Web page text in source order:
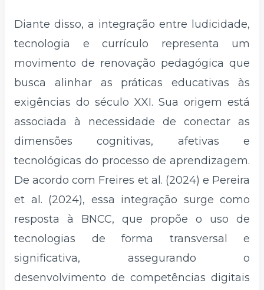
Diante disso, a integração entre ludicidade,
tecnologia e currículo representa um
movimento de renovação pedagógica que
busca alinhar as práticas educativas às
exigências do século XXI. Sua origem está
associada à necessidade de conectar as
dimensões cognitivas, afetivas e
tecnológicas do processo de aprendizagem.
De acordo com Freires et al. (2024) e Pereira
et al. (2024), essa integração surge como
resposta à BNCC, que propõe o uso de
tecnologias de forma transversal e
significativa, assegurando o
desenvolvimento de competências digitais